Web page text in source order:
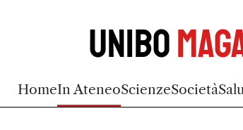
Unibo
HomeIn AteneoScienzeSocietà